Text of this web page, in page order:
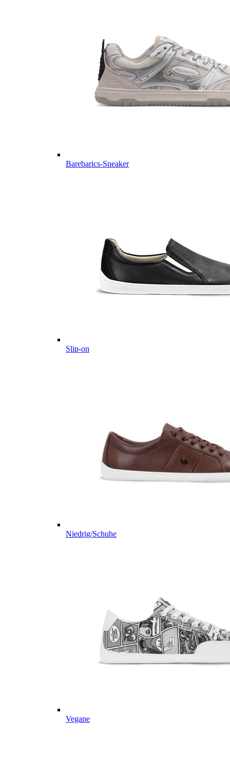
Barebarics-Sneaker
Slip-on
Niedrig/Schuhe
Vegane